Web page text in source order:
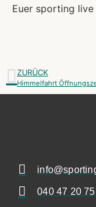
Euer sporting live
ZURÜCK
040 47 20 75